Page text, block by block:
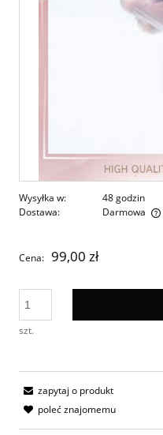
Wysyłka w:
48 godzin
Dostawa:
Darmowa
Cena nie zawiera
Cena: 99,00 zł
szt.
zapytaj o produkt
poleć znajomemu